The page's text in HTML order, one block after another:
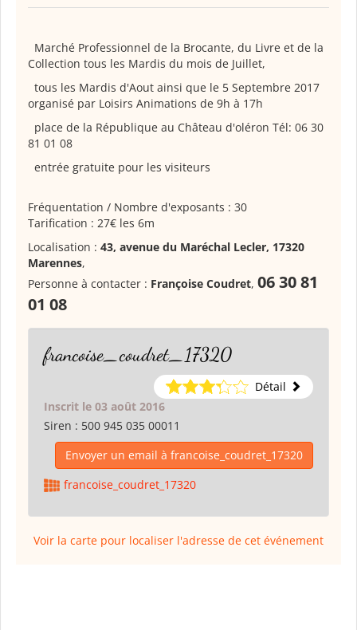
Marché Professionnel de la Brocante, du Livre et de la
Collection tous les Mardis du mois de Juillet,
tous les Mardis d'Aout ainsi que le 5 Septembre 2017
organisé par Loisirs Animations de 9h à 17h
place de la République au Château d'oléron Tél: 06 30
81 01 08
entrée gratuite pour les visiteurs
Fréquentation / Nombre d'exposants : 30
Tarification : 27€ les 6m
Localisation : 43, avenue du Maréchal Lecler, 17320
Marennes,
Personne à contacter : Françoise Coudret, 06 30 81
01 08
francoise_coudret_17320
Détail
Inscrit le 03 août 2016
Siren : 500 945 035 00011
Envoyer un email à francoise_coudret_17320
francoise_coudret_17320
Voir la carte pour localiser l'adresse de cet événement